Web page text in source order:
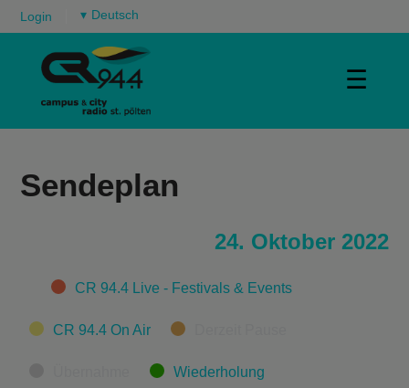
Login ▾
☰
Sendeplan
24. Oktober 2022
CategoriesCR 94.4 Live - Festivals & Events
CR 94.4 On Air
Wiederholung